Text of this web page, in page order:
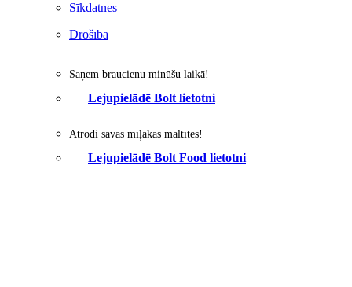
Sīkdatnes
Drošība
Saņem braucienu minūšu laikā!
Lejupielādē Bolt lietotni
Atrodi savas mīļākās maltītes!
Lejupielādē Bolt Food lietotni